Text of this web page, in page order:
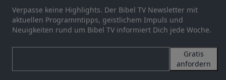
Verpasse keine Highlights. Der Bibel TV Newsletter mit
aktuellen Programmtipps, geistlichem Impuls und
Neuigkeiten rund um Bibel TV informiert Dich jede Woche.
Gratis
anfordern